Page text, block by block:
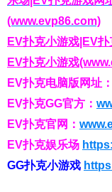
(www.evp86.com)
EV扑克小游戏|EV
EV扑克小游戏
EV扑克电脑版网址：
EV扑克GG官方：
EV扑克官网：
EV扑克娱乐场
GG扑克小游戏